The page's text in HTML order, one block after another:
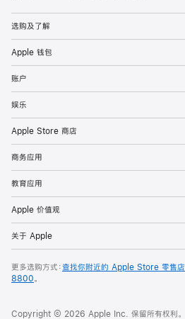
选购及了解
Apple 钱包
账户
娱乐
Apple Store 商店
商务应用
教育应用
Apple 价值观
关于 Apple
更多选购方式：查找你附近的 Apple Store 零售店
8800。
Copyright © 2026 Apple Inc. 保留所有权利。